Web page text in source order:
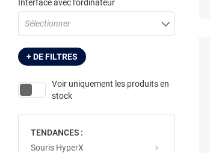
Interface avec l'ordinateur
Sélectionner
+ DE FILTRES
Voir uniquement les produits en
stock
TENDANCES :
Souris HyperX